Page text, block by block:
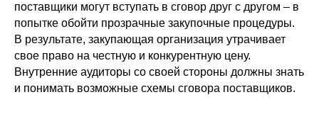
поставщики могут вступать в сговор друг с другом – в
попытке обойти прозрачные закупочные процедуры.
В результате, закупающая организация утрачивает
свое право на честную и конкурентную цену.
Внутренние аудиторы со своей стороны должны знать
и понимать возможные схемы сговора поставщиков.